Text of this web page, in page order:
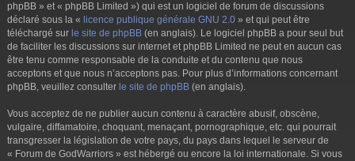
phpBB » et « phpBB Limited ») qui est un logiciel de forum de discussions
déclaré sous la « licence publique générale GNU 2.0 » et qui peut être
téléchargé sur le site de phpBB (en anglais). Le logiciel phpBB a pour seul but
de faciliter les discussions sur internet et phpBB Limited ne peut en aucun cas
être tenu comme responsable de la conduite et du contenu que nous
acceptons et que nous n’acceptons pas. Pour plus d’informations concernant
phpBB, veuillez consulter le site de phpBB (en anglais).
Vous acceptez de ne publier aucun contenu à caractère abusif, obscène,
vulgaire, diffamatoire, choquant, menaçant, pornographique, etc. qui pourrait
transgresser la législation de votre pays, du pays dans lequel le serveur de
« Forum de GodWarriors » est hébergé ou encore la loi internationale. Si vous